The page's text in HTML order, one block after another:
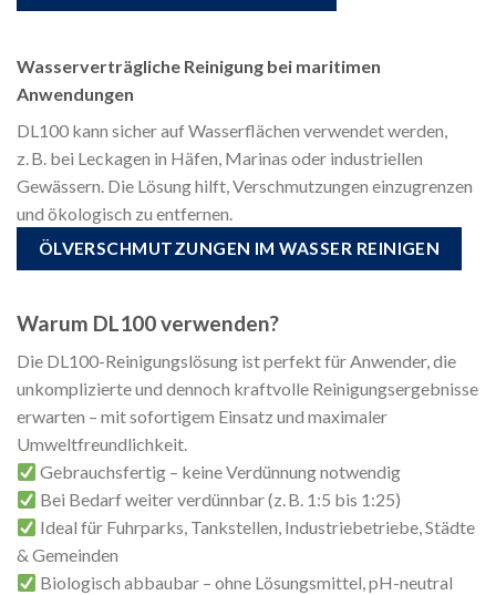
Wasserverträgliche Reinigung bei maritimen
Anwendungen
DL100 kann sicher auf Wasserflächen verwendet werden,
z. B. bei Leckagen in Häfen, Marinas oder industriellen
Gewässern. Die Lösung hilft, Verschmutzungen einzugrenzen
und ökologisch zu entfernen.
ÖLVERSCHMUTZUNGEN IM WASSER REINIGEN
Warum DL100 verwenden?
Die DL100-Reinigungslösung ist perfekt für Anwender, die
unkomplizierte und dennoch kraftvolle Reinigungsergebnisse
erwarten – mit sofortigem Einsatz und maximaler
Umweltfreundlichkeit.
Gebrauchsfertig – keine Verdünnung notwendig
Bei Bedarf weiter verdünnbar (z. B. 1:5 bis 1:25)
Ideal für Fuhrparks, Tankstellen, Industriebetriebe, Städte
& Gemeinden
Biologisch abbaubar – ohne Lösungsmittel, pH-neutral